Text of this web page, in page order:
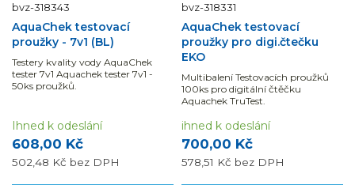
bvz-318343
AquaChek testovací
proužky - 7v1 (BL)
Testery kvality vody AquaChek
tester 7v1 Aquachek tester 7v1 -
50ks proužků.
608,00 Kč
502,48 Kč bez DPH
Ihned k odeslání
bvz-318331
AquaChek testovací
proužky pro digi.čtečku
EKO
Multibalení Testovacích proužků
100ks pro digitální čtěčku
Aquachek TruTest.
700,00 Kč
578,51 Kč bez DPH
ihned k odeslání